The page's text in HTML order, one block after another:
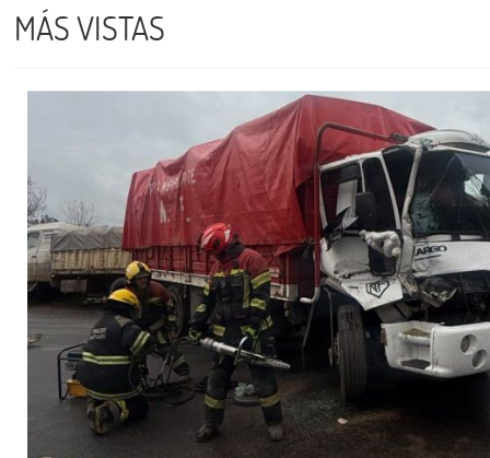
MÁS VISTAS